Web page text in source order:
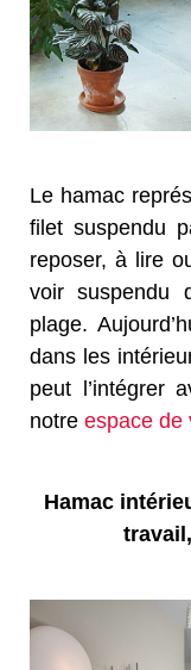
Le hamac
filet suspendu
reposer, à lire
voir suspendu
plage.
dans les
peut l’intégrer
notre espace de
Hamac